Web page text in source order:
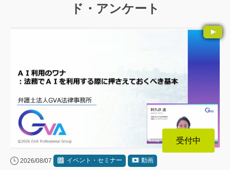
ド・アンケート
受付中
2026/08/07 イベント・セミナー 動画